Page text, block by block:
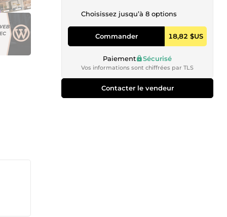
Choisissez jusqu’à 8 options
Commander 18,82 $US
Paiement Sécurisé
Vos informations sont chiffrées par TLS
Contacter le vendeur